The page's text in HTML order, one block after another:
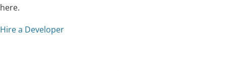
here.
Hire a Developer